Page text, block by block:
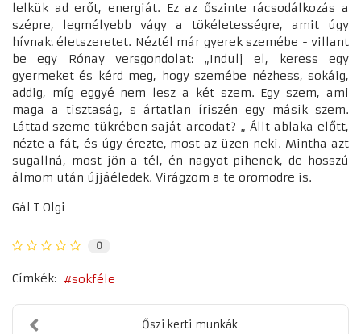
lelkük ad erőt, energiát. Ez az őszinte rácsodálkozás a
szépre, legmélyebb vágy a tökéletességre, amit úgy
hívnak: életszeretet. Néztél már gyerek szemébe - villant
be egy Rónay versgondolat: „Indulj el, keress egy
gyermeket és kérd meg, hogy szemébe nézhess, sokáig,
addig, míg eggyé nem lesz a két szem. Egy szem, ami
maga a tisztaság, s ártatlan íriszén egy másik szem.
Láttad szeme tükrében saját arcodat? „ Állt ablaka előtt,
nézte a fát, és úgy érezte, most az üzen neki. Mintha azt
sugallná, most jön a tél, én nagyot pihenek, de hosszú
álmom után újjáéledek. Virágzom a te örömödre is.
Gál T Olgi
0
Címkék: sokféle
Őszi kerti munkák